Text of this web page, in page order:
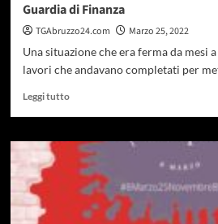
Guardia di Finanza
TGAbruzzo24.com
Marzo 25, 2022
Una situazione che era ferma da mesi
lavori che andavano completati per
Leggi tuttoLeggi
su
Roseto,
consegnate
chiavi
della